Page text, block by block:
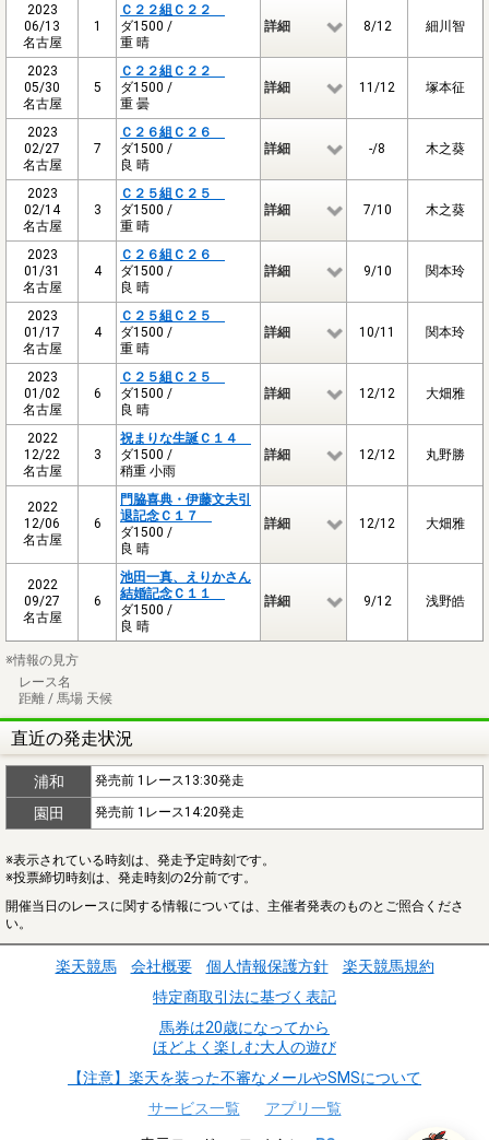
2023
06/13
名古屋
1
Ｃ２２組Ｃ２２
ダ1500 /
重 晴
詳細 8/12 細川智
2023
05/30
名古屋
5
Ｃ２２組Ｃ２２
ダ1500 /
重 曇
詳細 11/12 塚本征
2023
02/27
名古屋
7
Ｃ２６組Ｃ２６
ダ1500 /
良 晴
詳細 -/8 木之葵
2023
02/14
名古屋
3
Ｃ２５組Ｃ２５
ダ1500 /
重 晴
詳細 7/10 木之葵
2023
01/31
名古屋
4
Ｃ２６組Ｃ２６
ダ1500 /
良 晴
詳細 9/10 関本玲
2023
01/17
名古屋
4
Ｃ２５組Ｃ２５
ダ1500 /
重 晴
詳細 10/11 関本玲
2023
01/02
名古屋
6
Ｃ２５組Ｃ２５
ダ1500 /
良 晴
詳細 12/12 大畑雅
2022
12/22
名古屋
3
祝まりな生誕Ｃ１４
ダ1500 /
稍重 小雨
詳細 12/12 丸野勝
2022
12/06
名古屋
6
門脇喜典・伊藤文夫引
退記念Ｃ１７
ダ1500 /
良 晴
詳細 12/12 大畑雅
2022
09/27
名古屋
6
池田一真、えりかさん
結婚記念Ｃ１１
ダ1500 /
良 晴
詳細 9/12 浅野皓
※情報の見方
レース名
距離 / 馬場 天候
直近の発走状況
浦和 発売前 1レース13:30発走
園田 発売前 1レース14:20発走
※表示されている時刻は、発走予定時刻です。
※投票締切時刻は、発走時刻の2分前です。
開催当日のレースに関する情報については、主催者発表のものとご照合くださ
い。
楽天競馬 会社概要 個人情報保護方針
楽天競馬規約
特定商取引法に基づく表記
馬券は20歳になってから
ほどよく楽しむ大人の遊び
【注意】楽天を装った不審なメールやSMSについて
サービス一覧
アプリ一覧